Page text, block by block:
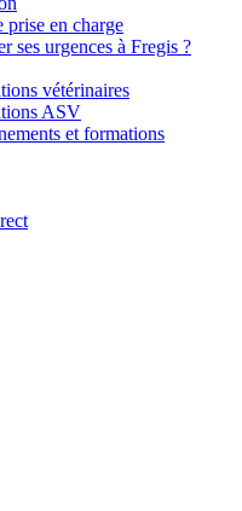
prise en charge
ses urgences à Fregis ?
vétérinaires
ASV
et formations